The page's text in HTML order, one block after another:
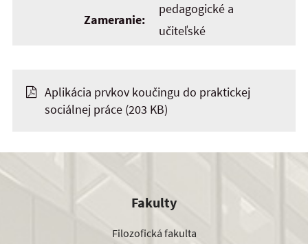
Zameranie:
pedagogické a
učiteľské
Aplikácia prvkov koučingu do praktickej
sociálnej práce (203 KB)
Fakulty
Filozofická fakulta